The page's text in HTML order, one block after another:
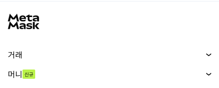
거래
머니 신규